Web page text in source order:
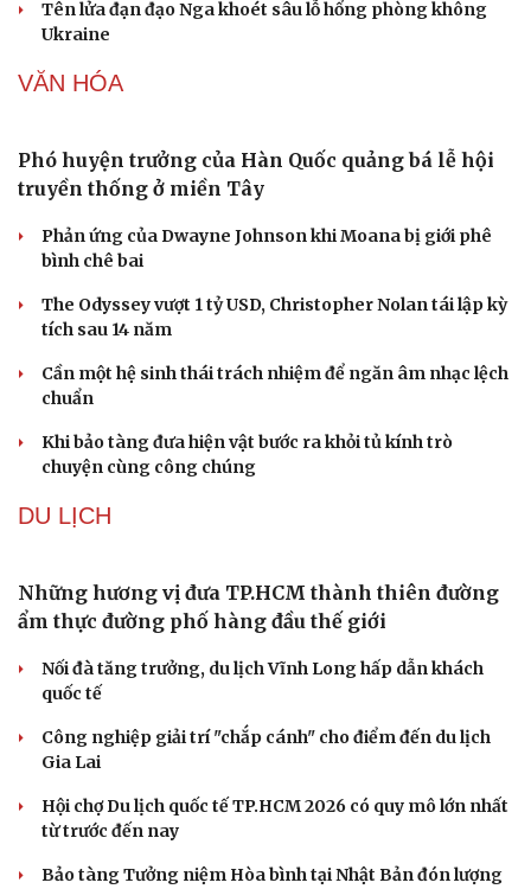
Tham vọng robot hóa quân đội, Ukraine đau đầu với
“ma trận” 550 biến thể
Đức tăng tốc chương trình UAV chiến đấu thông qua hợp
tác với Rolls-Royce
Thực hư việc Mỹ cạn kiệt kho tên lửa đắt tiền
Tên lửa đạn đạo Nga khoét sâu lỗ hổng phòng không
VĂN HÓA
Phó huyện trưởng của Hàn Quốc quảng bá lễ hội
truyền thống ở miền Tây
Phản ứng của Dwayne Johnson khi Moana bị giới phê
bình chê bai
The Odyssey vượt 1 tỷ USD, Christopher Nolan tái lập kỳ
tích sau 14 năm
Cần một hệ sinh thái trách nhiệm để ngăn âm nhạc lệch